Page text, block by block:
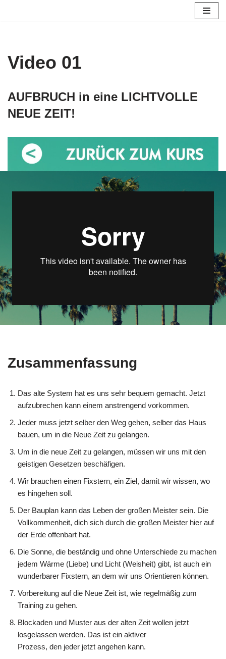
Video 01
AUFBRUCH in eine LICHTVOLLE
NEUE ZEIT!
Zusammenfassung
Das alte System hat es uns sehr bequem gemacht. Jetzt
aufzubrechen kann einem anstrengend vorkommen.
Jeder muss jetzt selber den Weg gehen, selber das Haus
bauen, um in die Neue Zeit zu gelangen.
Um in die neue Zeit zu gelangen, müssen wir uns mit den
geistigen Gesetzen beschäfigen.
Wir brauchen einen Fixstern, ein Ziel, damit wir wissen, wo
es hingehen soll.
Der Bauplan kann das Leben der großen Meister sein. Die
Vollkommenheit, dich sich durch die großen Meister hier auf
der Erde offenbart hat.
Die Sonne, die beständig und ohne Unterschiede zu machen
jedem Wärme (Liebe) und Licht (Weisheit) gibt, ist auch ein
wunderbarer Fixstern, an dem wir uns Orientieren können.
Vorbereitung auf die Neue Zeit ist, wie regelmäßig zum
Training zu gehen.
Blockaden und Muster aus der alten Zeit wollen jetzt
losgelassen werden. Das ist ein aktiver
Prozess, den jeder jetzt angehen kann.